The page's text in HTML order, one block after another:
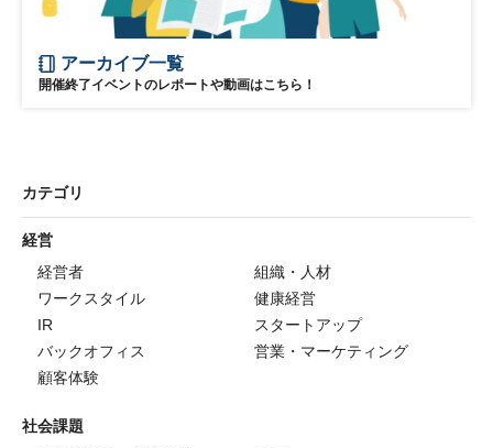
アーカイブ一覧
開催終了イベントのレポートや動画はこちら！
カテゴリ
経営
経営者
組織・人材
ワークスタイル
健康経営
IR
スタートアップ
バックオフィス
営業・マーケティング
顧客体験
社会課題